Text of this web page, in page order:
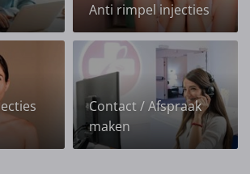
Anti rimpel injecties
Contact / Afspraak
maken